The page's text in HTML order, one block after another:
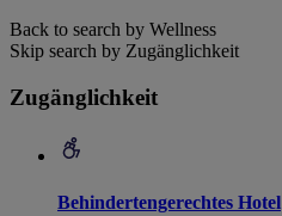
Back to search by Wellness
Skip search by Zugänglichkeit
Zugänglichkeit
Behindertengerechtes Hotel